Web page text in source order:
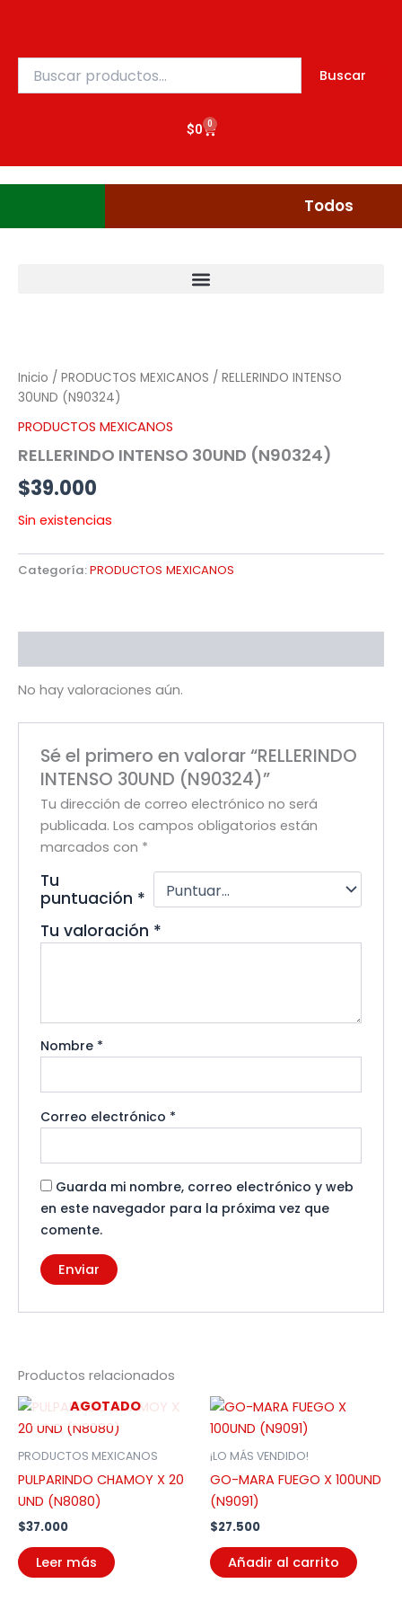
contenido
por:
Buscar
$0 0
Cart
Todos
Inicio / PRODUCTOS MEXICANOS / RELLERINDO INTENSO
30UND (N90324)
PRODUCTOS MEXICANOS
RELLERINDO INTENSO 30UND (N90324)
$39.000
Sin existencias
Categoría:PRODUCTOS MEXICANOS
No hay valoraciones aún.
Sé el primero en valorar “RELLERINDO
INTENSO 30UND (N90324)”
Tu dirección de correo electrónico no será
publicada. Los campos obligatorios están
marcados con *
Tu
puntuación *
Tu valoración *
Nombre *
Correo electrónico *
Guarda mi nombre, correo electrónico y web
en este navegador para la próxima vez que
comente.
Productos relacionados
AGOTADO
PRODUCTOS MEXICANOS
PULPARINDO CHAMOY X 20
UND (N8080)
$37.000
Leer más
¡LO MÁS VENDIDO!
GO-MARA FUEGO X 100UND
(N9091)
$27.500
Añadir al carrito